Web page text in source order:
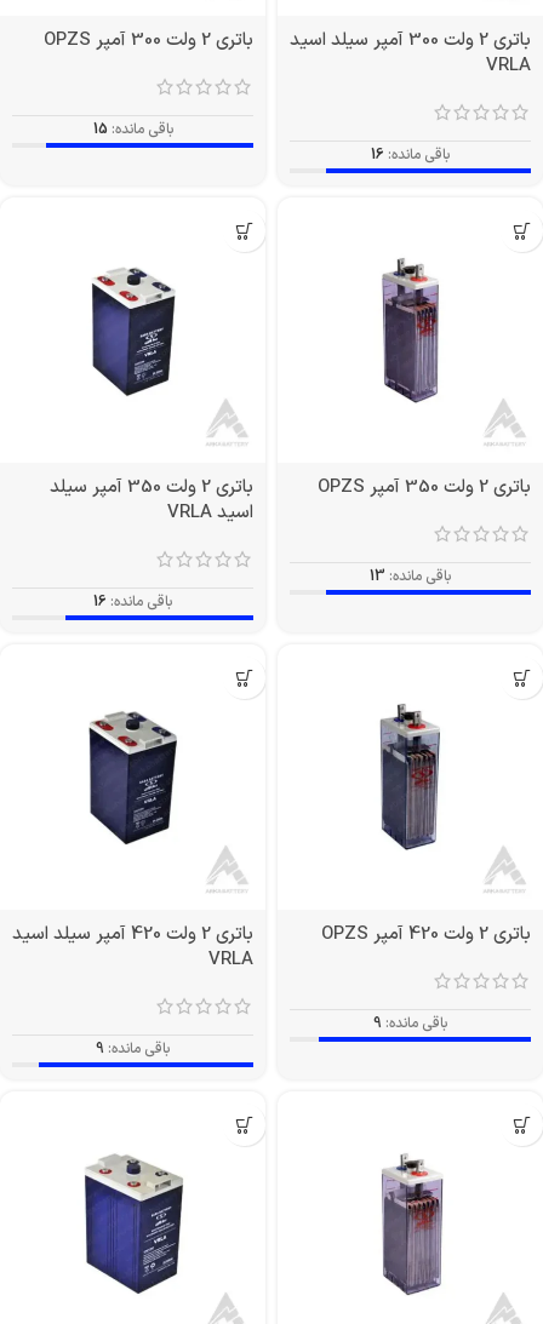
باتری 2 ولت 300 آمپر سیلد اسید
VRLA
باقی مانده: 16
باتری 2 ولت 300 آمپر OPZS
باقی مانده: 15
باتری 2 ولت 350 آمپر OPZS
باقی مانده: 13
باتری 2 ولت 350 آمپر سیلد
اسید VRLA
باقی مانده: 16
باتری 2 ولت 420 آمپر OPZS
باقی مانده: 9
باتری 2 ولت 420 آمپر سیلد اسید
VRLA
باقی مانده: 9